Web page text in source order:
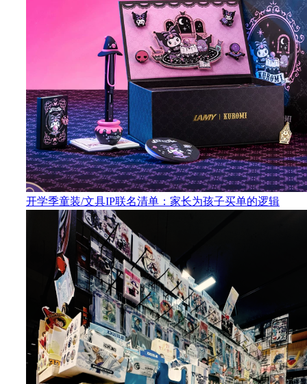
开学季童装/文具IP联名清单：家长为孩子买单的逻辑